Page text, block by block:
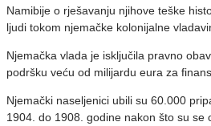
Namibije o rješavanju njihove teške
ljudi tokom njemačke kolonijalne
Njemačka vlada je isključila pravno
podršku veću od milijardu eura za
Njemački naseljenici ubili su 60.000
1904. do 1908. godine nakon što su